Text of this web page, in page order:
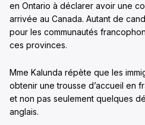
en Ontario à déclarer avoir une
arrivée au Canada. Autant de
pour les communautés
ces provinces.
Mme Kalunda répète que les
obtenir une trousse d’accueil en
et non pas seulement quelques
anglais.